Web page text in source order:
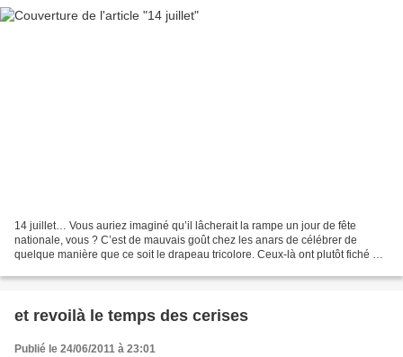
14 juillet… Vous auriez imaginé qu’il lâcherait la rampe un jour de fête
nationale, vous ? C’est de mauvais goût chez les anars de célébrer de
quelque manière que ce soit le drapeau tricolore. Ceux-là ont plutôt fiché au
et revoilà le temps des cerises
Publié le 24/06/2011 à 23:01